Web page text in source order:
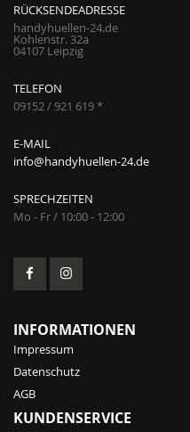
RÜCKSENDEADRESSE
handyhuellen-24.de
Kohlenstr. 32a
04107 Leipzig
TELEFON
09152 / 921 619 *
E-MAIL
info@handyhuellen-24.de
SPRECHZEITEN
Mo - Fr / 10:00 - 12:00
INFORMATIONEN
Impressum
Datenschutz
AGB
KUNDENSERVICE